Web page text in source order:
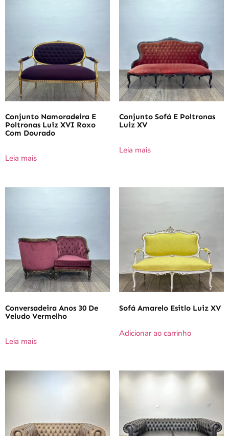
Conjunto Namoradeira E
Poltronas Luiz XVI Roxo
Com Dourado
Leia mais
Conjunto Sofá E Poltronas
Luiz XV
Leia mais
Conversadeira Anos 30 De
Veludo Vermelho
Leia mais
Sofá Amarelo Esitlo Luiz XV
Adicionar ao carrinho